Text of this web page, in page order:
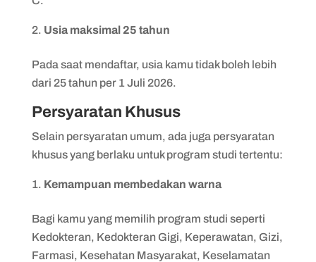
Usia maksimal 25 tahun
Pada saat mendaftar, usia kamu tidak boleh lebih
dari 25 tahun per 1 Juli 2026.
Persyaratan Khusus
Selain persyaratan umum, ada juga persyaratan
khusus yang berlaku untuk program studi tertentu:
Kemampuan membedakan warna
Bagi kamu yang memilih program studi seperti
Kedokteran, Kedokteran Gigi, Keperawatan, Gizi,
Farmasi, Kesehatan Masyarakat, Keselamatan